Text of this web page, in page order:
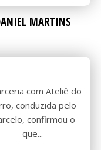
MARTINS
com Ateliê do
conduzida pelo
confirmou o
que...